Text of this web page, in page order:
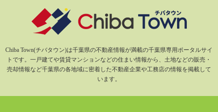
Chiba Town(チバタウン)は千葉県の不動産情報が満載の千葉県専用ポータルサイ
トです。一戸建てや賃貸マンションなどの住まい情報から、土地などの販売・
売却情報など千葉県の各地域に密着した不動産企業や工務店の情報を掲載して
います。